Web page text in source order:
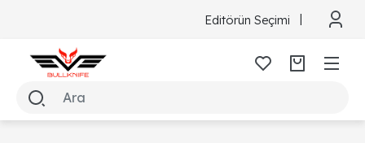
Editörün Seçimi